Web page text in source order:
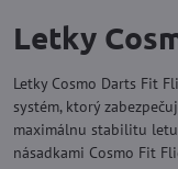
Letky
Letky Cosmo Darts Fit
systém, ktorý
maximálnu stabilitu
násadkami Cosmo Fit